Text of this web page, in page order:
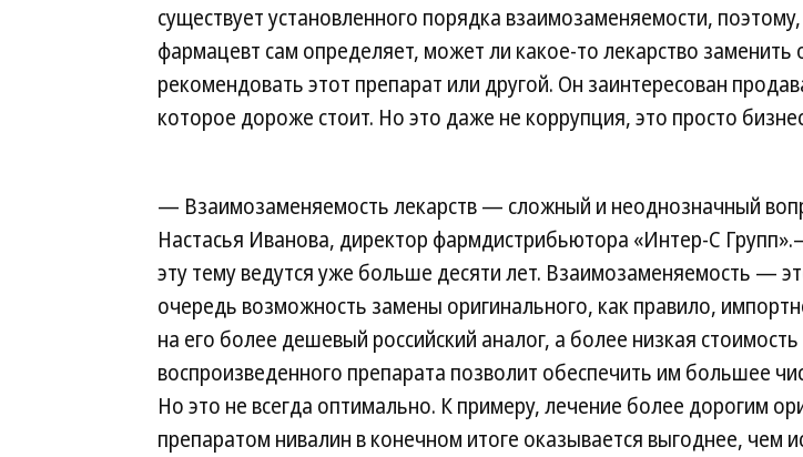
существует установленного порядка взаимозаменяемости,
фармацевт сам определяет, может ли какое-то лекарство заменить
рекомендовать этот препарат или другой. Он заинтересован
которое дороже стоит. Но это даже не коррупция, это просто
— Взаимозаменяемость лекарств — сложный и неоднозначный
Настасья Иванова, директор фармдистрибьютора «Интер-С
эту тему ведутся уже больше десяти лет. Взаимозаменяемость —
очередь возможность замены оригинального, как правило,
на его более дешевый российский аналог, а более низкая стоимость
воспроизведенного препарата позволит обеспечить им большее
Но это не всегда оптимально. К примеру, лечение более дорогим
препаратом нивалин в конечном итоге оказывается выгоднее, чем